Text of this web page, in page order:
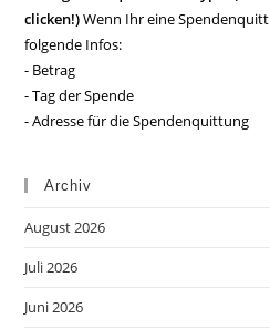
clicken!)Wenn Ihr eine
folgende Infos:
- Betrag
- Tag der Spende
- Adresse für die Spendenquittung
Archiv
August 2026
Juli 2026
Juni 2026